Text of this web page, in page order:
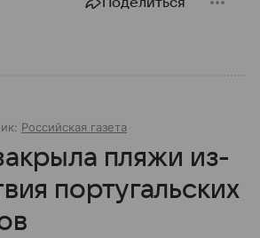
Российская газета
пляжи из-
португальских